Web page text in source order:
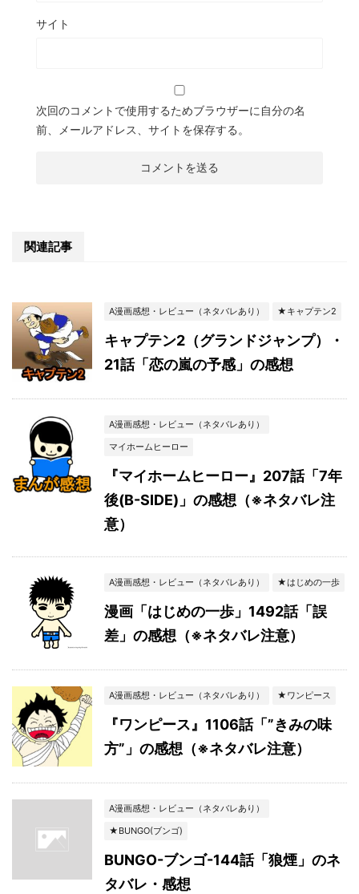
サイト
次回のコメントで使用するためブラウザーに自分の名
前、メールアドレス、サイトを保存する。
関連記事
A漫画感想・レビュー（ネタバレあり） ★キャプテン2
キャプテン2（グランドジャンプ）・
21話「恋の嵐の予感」の感想
A漫画感想・レビュー（ネタバレあり）
マイホームヒーロー
『マイホームヒーロー』207話「7年
後(B-SIDE)」の感想（※ネタバレ注
意）
A漫画感想・レビュー（ネタバレあり） ★はじめの一歩
漫画「はじめの一歩」1492話「誤
差」の感想（※ネタバレ注意）
A漫画感想・レビュー（ネタバレあり） ★ワンピース
『ワンピース』1106話「”きみの味
方”」の感想（※ネタバレ注意）
A漫画感想・レビュー（ネタバレあり）
★BUNGO(ブンゴ)
BUNGO-ブンゴ-144話「狼煙」のネ
タバレ・感想